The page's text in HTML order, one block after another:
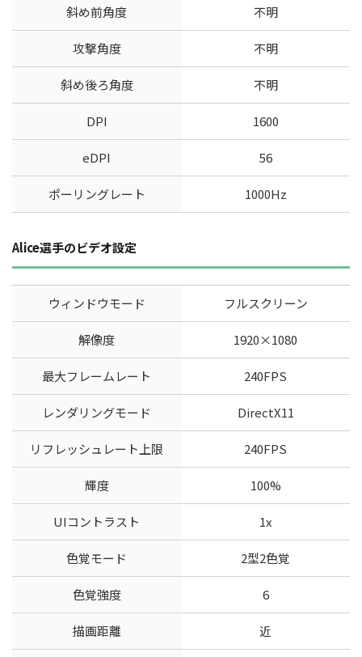
斜め前角度 不明
攻撃角度 不明
斜め後ろ角度 不明
DPI 1600
eDPI 56
ポーリングレート 1000Hz
Alice選手のビデオ設定
ウィンドウモード フルスクリーン
解像度 1920×1080
最大フレームレート 240FPS
レンダリングモード DirectX11
リフレッシュレート上限 240FPS
輝度 100%
UIコントラスト 1x
色覚モード 2型2色覚
色覚強度 6
描画距離 近